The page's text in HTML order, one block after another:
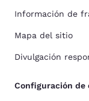
Información de
Mapa del sitio
Divulgación
Configuración de